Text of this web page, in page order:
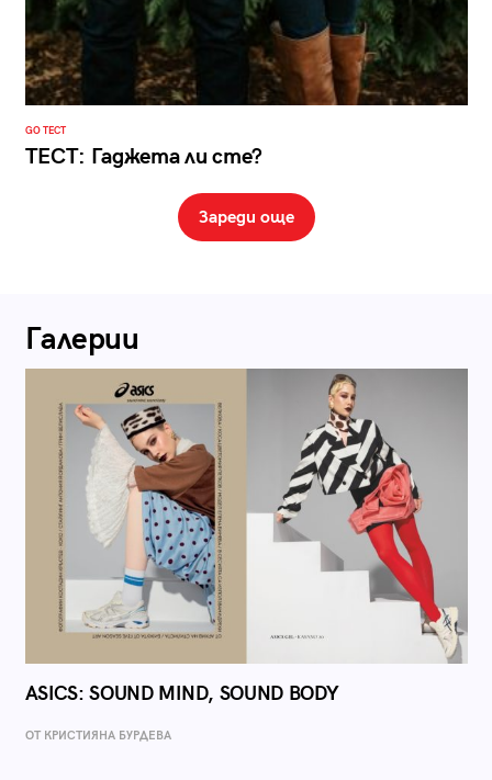
GO ТЕСТ
ТЕСТ: Гаджета ли сте?
Зареди още
Галерии
ASICS: SOUND MIND, SOUND BODY
ОТ КРИСТИЯНА БУРДЕВА